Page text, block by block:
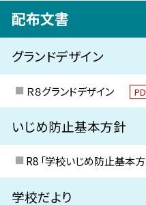
配布文書
グランドデザイン
Ｒ８グランドデザイン
いじめ防止基本方針
R8 「学校いじめ防止基本方
学校だより